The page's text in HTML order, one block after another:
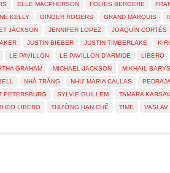
ELLE MACPHERSON FOLIES BERGERE
KELLY GINGER ROGERS GRAND MARQUIS
JACKSON JENNIFER LOPEZ
JOAQUÍN CORTÉS
JUSTIN BIEBER JUSTIN TIMBERLAKE
LE PAVILLON LE PAVILLON D'ARMIDE
LIBERO
GRAHAM MICHAEL JACKSON
MIKHAIL
NHÀ TRẮNG NHƯ MARIA CALLAS
PETERSBURG SYLVIE GUILLEM
TAMARA
LIBERO THƯỜNG HẠN CHẾ TIME VASLAV